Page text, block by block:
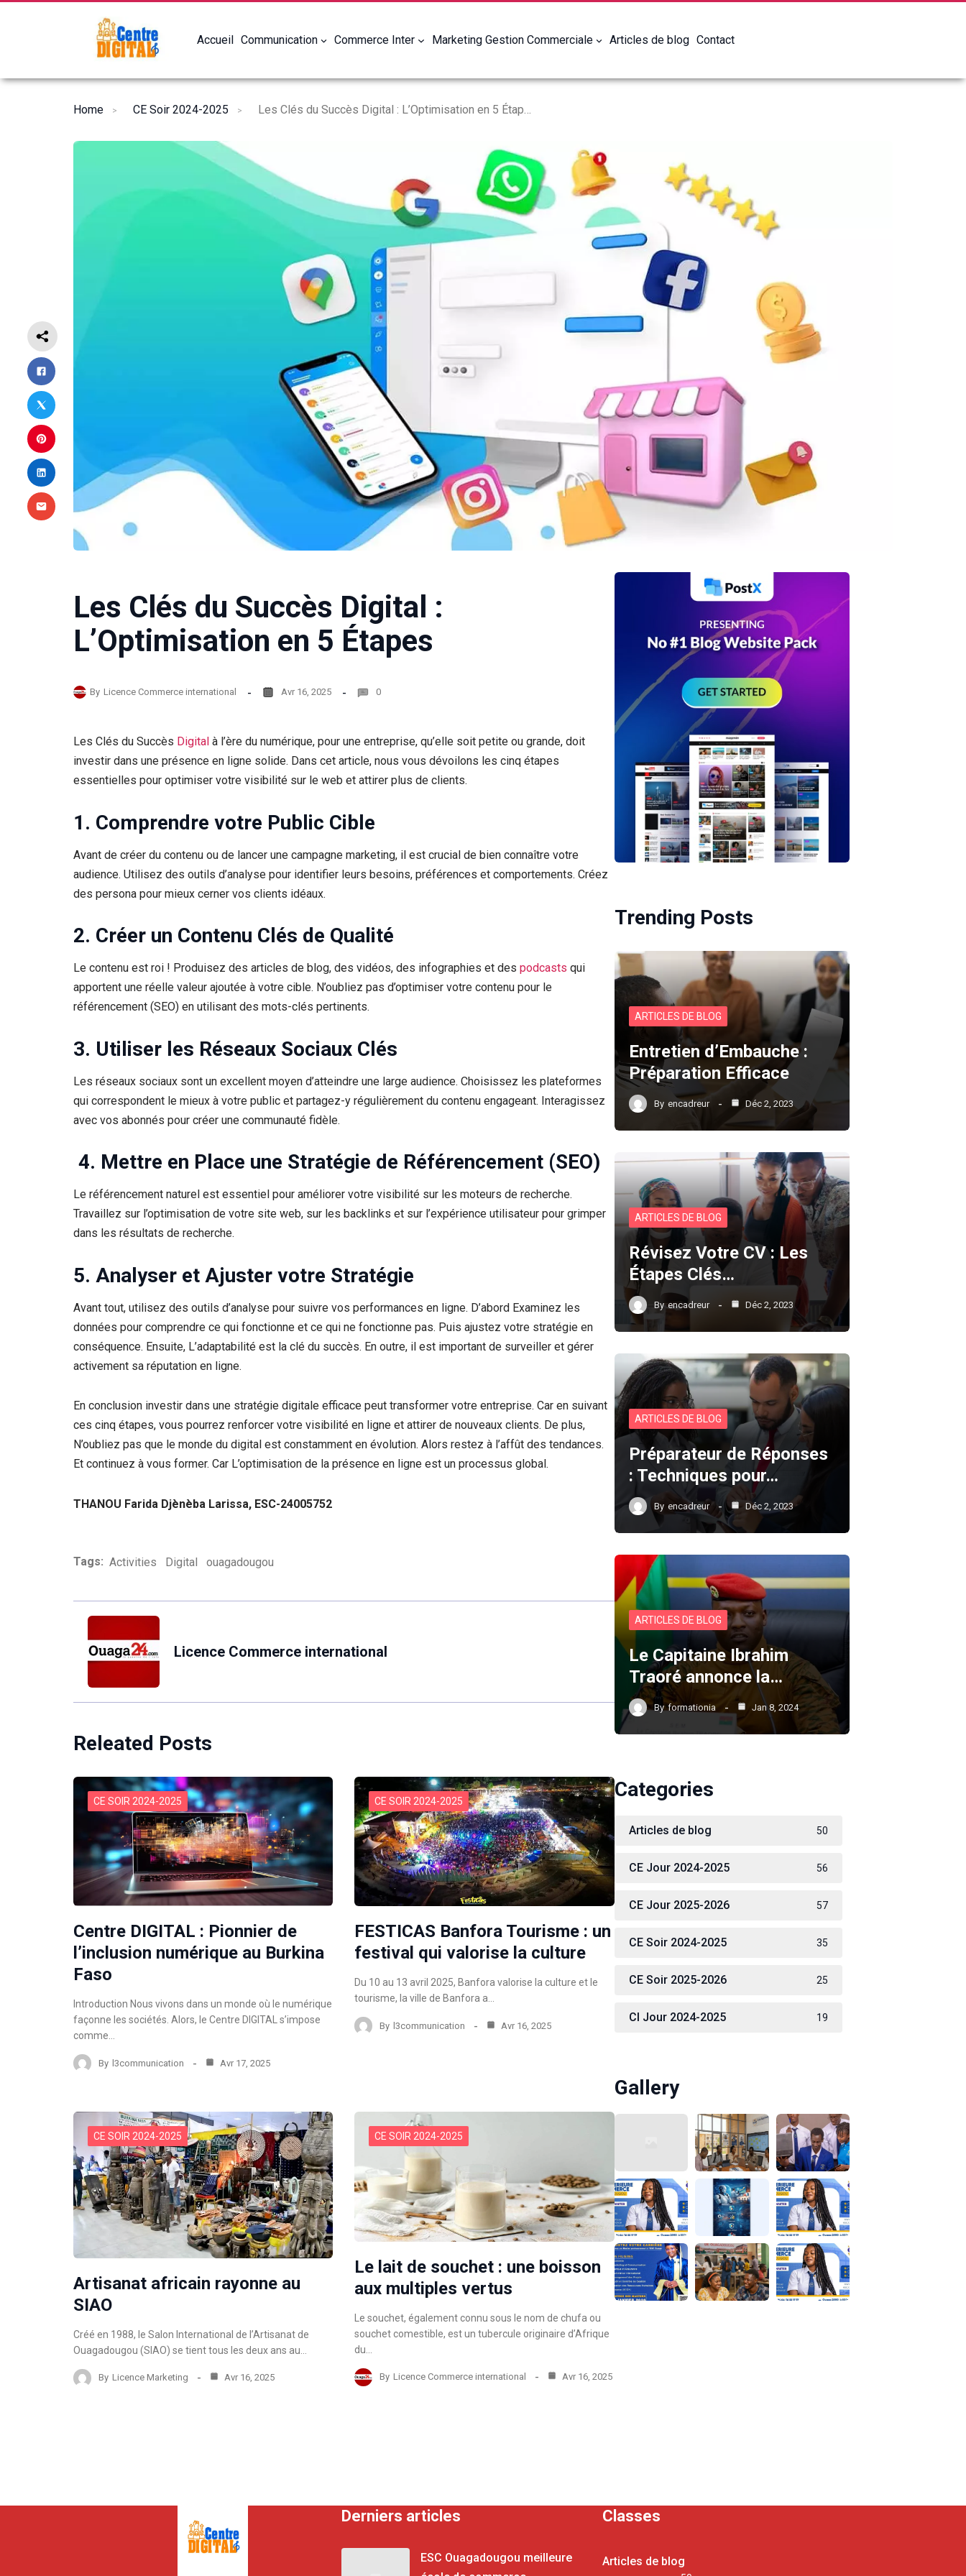
Accueil Communication Commerce Inter Marketing Gestion Commerciale Articles de blog Contact
Home CE Soir 2024-2025
Les Clés du Succès Digital :
L’Optimisation en 5 Étapes
By Licence Commerce international Avr 16, 2025 0
Les Clés du Succès Digital à l’ère du numérique, pour une entreprise, qu’elle soit petite ou grande, doit
investir dans une présence en ligne solide. Dans cet article, nous vous dévoilons les cinq étapes
essentielles pour optimiser votre visibilité sur le web et attirer plus de clients.
1. Comprendre votre Public Cible
Avant de créer du contenu ou de lancer une campagne marketing, il est crucial de bien connaître votre
audience. Utilisez des outils d’analyse pour identifier leurs besoins, préférences et comportements. Créez
des persona pour mieux cerner vos clients idéaux.
2. Créer un Contenu Clés de Qualité
Le contenu est roi ! Produisez des articles de blog, des vidéos, des infographies et des podcasts qui
apportent une réelle valeur ajoutée à votre cible. N’oubliez pas d’optimiser votre contenu pour le
référencement (SEO) en utilisant des mots-clés pertinents.
3. Utiliser les Réseaux Sociaux Clés
Les réseaux sociaux sont un excellent moyen d’atteindre une large audience. Choisissez les plateformes
qui correspondent le mieux à votre public et partagez-y régulièrement du contenu engageant. Interagissez
avec vos abonnés pour créer une communauté fidèle.
4. Mettre en Place une Stratégie de Référencement (SEO)
Le référencement naturel est essentiel pour améliorer votre visibilité sur les moteurs de recherche.
Travaillez sur l’optimisation de votre site web, sur les backlinks et sur l’expérience utilisateur pour grimper
dans les résultats de recherche.
5. Analyser et Ajuster votre Stratégie
Avant tout, utilisez des outils d’analyse pour suivre vos performances en ligne. D’abord Examinez les
données pour comprendre ce qui fonctionne et ce qui ne fonctionne pas. Puis ajustez votre stratégie en
conséquence. Ensuite, L’adaptabilité est la clé du succès. En outre, il est important de surveiller et gérer
activement sa réputation en ligne.
En conclusion investir dans une stratégie digitale efficace peut transformer votre entreprise. Car en suivant
ces cinq étapes, vous pourrez renforcer votre visibilité en ligne et attirer de nouveaux clients. De plus,
N’oubliez pas que le monde du digital est constamment en évolution. Alors restez à l’affût des tendances.
Et continuez à vous former. Car L’optimisation de la présence en ligne est un processus global.
THANOU Farida Djènèba Larissa, ESC-24005752
Tags: Activities Digital ouagadougou
Licence Commerce international
Releated Posts
CE SOIR 2024-2025
Centre DIGITAL : Pionnier de
l’inclusion numérique au Burkina
Faso
Introduction Nous vivons dans un monde où le numérique
façonne les sociétés. Alors, le Centre DIGITAL s’impose
comme…
By l3communication Avr 17, 2025
CE SOIR 2024-2025
FESTICAS Banfora Tourisme : un
festival qui valorise la culture
Du 10 au 13 avril 2025, Banfora valorise la culture et le
tourisme, la ville de Banfora a…
By l3communication Avr 16, 2025
CE SOIR 2024-2025
Artisanat africain rayonne au
SIAO
Créé en 1988, le Salon International de l’Artisanat de
Ouagadougou (SIAO) se tient tous les deux ans au…
By Licence Marketing Avr 16, 2025
CE SOIR 2024-2025
Le lait de souchet : une boisson
aux multiples vertus
Le souchet, également connu sous le nom de chufa ou
souchet comestible, est un tubercule originaire d’Afrique
du…
By Licence Commerce international Avr 16, 2025
Trending Posts
ARTICLES DE BLOG
Entretien d’Embauche :
Préparation Efficace
By encadreur Déc 2, 2023
ARTICLES DE BLOG
Révisez Votre CV : Les
Étapes Clés…
By encadreur Déc 2, 2023
ARTICLES DE BLOG
Préparateur de Réponses
: Techniques pour…
By encadreur Déc 2, 2023
ARTICLES DE BLOG
Le Capitaine Ibrahim
Traoré annonce la…
By formationia Jan 8, 2024
Categories
Articles de blog 50
CE Jour 2024-2025 56
CE Jour 2025-2026 57
CE Soir 2024-2025 35
CE Soir 2025-2026 25
CI Jour 2024-2025 19
Gallery
Derniers articles
ESC Ouagadougou meilleure
Classes
Articles de blog